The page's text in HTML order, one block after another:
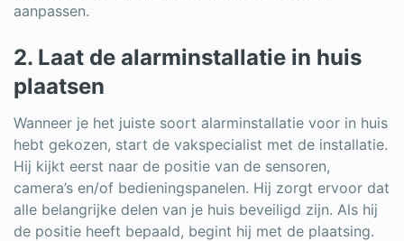
aanpassen.
2. Laat de alarminstallatie in huis
plaatsen
Wanneer je het juiste soort alarminstallatie voor in huis
hebt gekozen, start de vakspecialist met de installatie.
Hij kijkt eerst naar de positie van de sensoren,
camera’s en/of bedieningspanelen. Hij zorgt ervoor dat
alle belangrijke delen van je huis beveiligd zijn. Als hij
de positie heeft bepaald, begint hij met de plaatsing.